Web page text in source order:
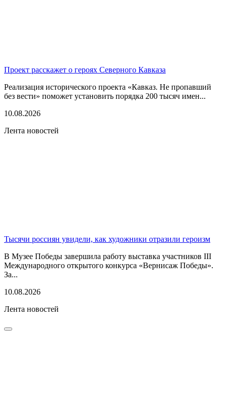
Проект расскажет о героях Северного Кавказа
Реализация исторического проекта «Кавказ. Не пропавший
без вести» поможет установить порядка 200 тысяч имен...
10.08.2026
Лента новостей
Тысячи россиян увидели, как художники отразили героизм
В Музее Победы завершила работу выставка участников III
Международного открытого конкурса «Вернисаж Победы».
За...
10.08.2026
Лента новостей